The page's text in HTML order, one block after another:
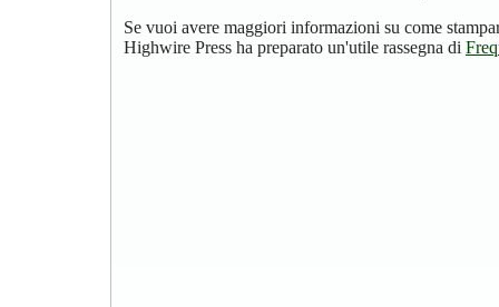
Se vuoi avere maggiori informazioni su come
Highwire Press ha preparato un'utile rassegna di